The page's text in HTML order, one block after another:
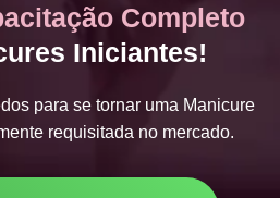
Completo
Iniciantes!
para se tornar uma Manicure
requisitada no mercado.